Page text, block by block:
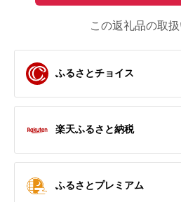
この返礼品の取扱
ふるさとチョイス
楽天ふるさと納税
ふるさとプレミアム